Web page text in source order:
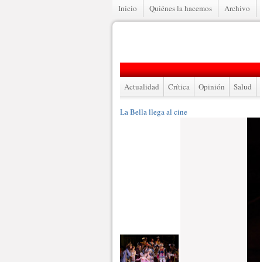
Inicio Quiénes la hacemos Archivo
Actualidad Crítica Opinión Salud
La Bella llega al cine